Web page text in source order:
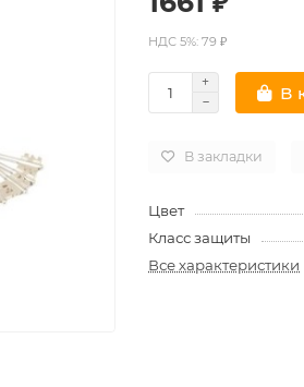
НДС 5%: 79 ₽
В
В закладки
Цвет
Класс защиты
Все характеристики